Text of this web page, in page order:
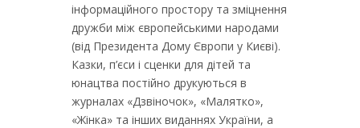
інформаційного простору та зміцнення
дружби між європейськими народами
(від Президента Дому Європи у Києві).
Казки, п’єси і сценки для дітей та
юнацтва постійно друкуються в
журналах «Дзвіночок», «Малятко»,
«Жінка» та інших виданнях України, а